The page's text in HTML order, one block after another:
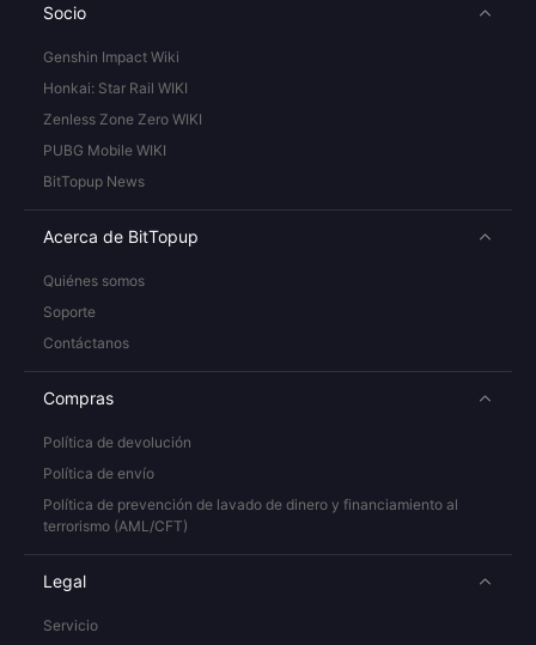
Socio
Genshin Impact Wiki
Honkai: Star Rail WIKI
Zenless Zone Zero WIKI
PUBG Mobile WIKI
BitTopup News
Acerca de BitTopup
Quiénes somos
Soporte
Contáctanos
Compras
Política de devolución
Política de envío
Política de prevención de lavado de dinero y financiamiento al
terrorismo (AML/CFT)
Legal
Servicio